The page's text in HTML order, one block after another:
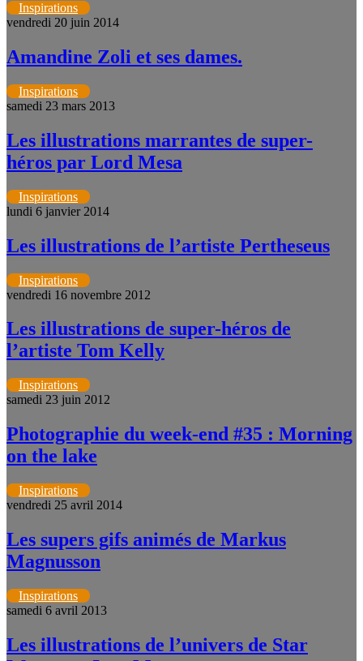
Inspirations
vendredi 20 juin 2014
Amandine Zoli et ses dames.
Inspirations
samedi 23 mars 2013
Les illustrations marrantes de super-
héros par Lord Mesa
Inspirations
lundi 6 janvier 2014
Les illustrations de l’artiste Pertheseus
Inspirations
vendredi 16 novembre 2012
Les illustrations de super-héros de
l’artiste Tom Kelly
Inspirations
samedi 23 juin 2012
Photographie du week-end #35 : Morning
on the lake
Inspirations
vendredi 25 avril 2014
Les supers gifs animés de Markus
Magnusson
Inspirations
samedi 6 avril 2013
Les illustrations de l’univers de Star